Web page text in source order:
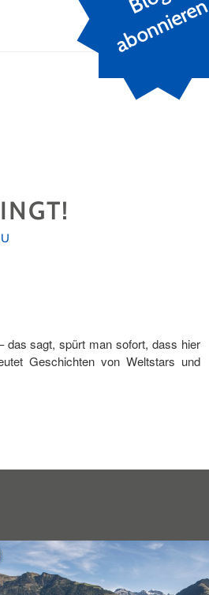
n
sagt, spürt man sofort, dass hier
Geschichten von Weltstars und